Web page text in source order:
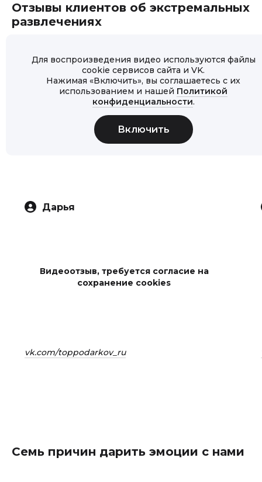
Отзывы клиентов об экстремальных
развлечениях
Для воспроизведения видео используются файлы
cookie сервисов сайта и VK.
Нажимая «Включить», вы соглашаетесь с их
использованием и нашей Политикой
конфиденциальности.
Дарья
Видеоотзыв, требуется согласие на
сохранение cookies
vk.com/toppodarkov_ru
Семь причин дарить эмоции с нами